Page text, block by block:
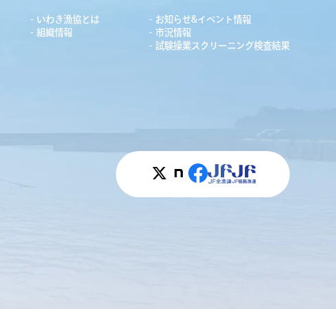
いわき漁協とは
組織情報
お知らせ&イベント情報
市況情報
試験操業スクリーニング検査結果